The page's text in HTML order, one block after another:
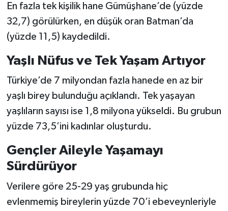
En fazla tek kişilik hane Gümüşhane’de (yüzde
32,7) görülürken, en düşük oran Batman’da
(yüzde 11,5) kaydedildi.
Yaşlı Nüfus ve Tek Yaşam Artıyor
Türkiye’de 7 milyondan fazla hanede en az bir
yaşlı birey bulunduğu açıklandı. Tek yaşayan
yaşlıların sayısı ise 1,8 milyona yükseldi. Bu grubun
yüzde 73,5’ini kadınlar oluşturdu.
Gençler Aileyle Yaşamayı
Sürdürüyor
Verilere göre 25-29 yaş grubunda hiç
evlenmemiş bireylerin yüzde 70’i ebeveynleriyle